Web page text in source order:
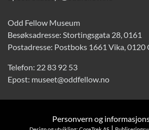
Odd Fellow Museum
Besøksadresse: Stortingsgata 28, 0161
Postadresse: Postboks 1661 Vika, 0120
Telefon: 22 83 92 53
Epost: museet@oddfellow.no
Personvern og
|